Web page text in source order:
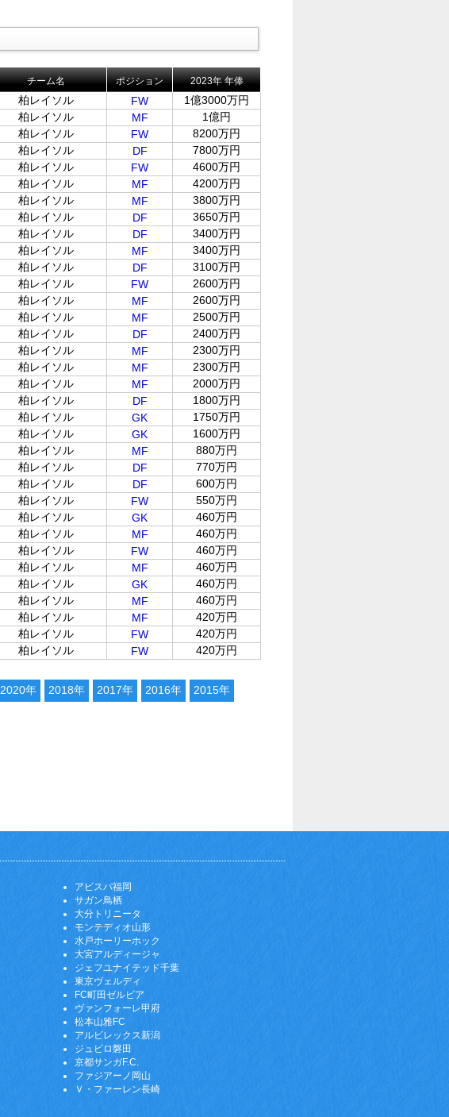
チーム名 ポジション 2023年 年俸
柏レイソル FW
1億3000万円
柏レイソル MF
1億円
柏レイソル FW
8200万円
柏レイソル DF
7800万円
柏レイソル FW
4600万円
柏レイソル MF
4200万円
柏レイソル MF
3800万円
柏レイソル DF
3650万円
柏レイソル DF
3400万円
柏レイソル MF
3400万円
柏レイソル DF
3100万円
柏レイソル FW
2600万円
柏レイソル MF
2600万円
柏レイソル MF
2500万円
柏レイソル DF
2400万円
柏レイソル MF
2300万円
柏レイソル MF
2300万円
柏レイソル MF
2000万円
柏レイソル DF
1800万円
柏レイソル GK
1750万円
柏レイソル GK
1600万円
柏レイソル MF
880万円
柏レイソル DF
770万円
柏レイソル DF
600万円
柏レイソル FW
550万円
柏レイソル GK
460万円
柏レイソル MF
460万円
柏レイソル FW
460万円
柏レイソル MF
460万円
柏レイソル GK
460万円
柏レイソル MF
460万円
柏レイソル MF
420万円
柏レイソル FW
420万円
柏レイソル FW 420万円
2020年 2018年 2017年 2016年 2015年
アビスパ福岡
サガン鳥栖
大分トリニータ
モンテディオ山形
水戸ホーリーホック
大宮アルディージャ
ジェフユナイテッド千葉
東京ヴェルディ
FC町田ゼルビア
ヴァンフォーレ甲府
松本山雅FC
アルビレックス新潟
ジュビロ磐田
京都サンガF.C.
ファジアーノ岡山
Ｖ・ファーレン長崎